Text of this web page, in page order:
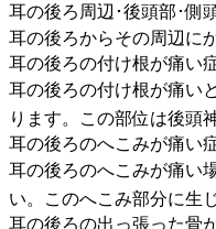
耳の後ろ周辺･後頭部･側
耳の後ろからその周辺に
耳の後ろの付け根が痛い
耳の後ろの付け根が痛い
ります。この部位は後頭
耳の後ろのへこみが痛い
耳の後ろのへこみが痛い
い。このへこみ部分に生
耳の後ろの出っ張った骨